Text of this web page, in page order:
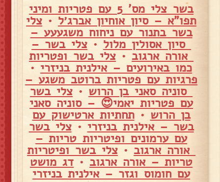
בשר צלי מס' 5 עם פטריות ומיני
תפו"א – סיון אוחיון אברג׳ל • צלי
בשר בתנור עם ניחוח משגעעע –
סיון אסולין מלול • צלי בשר –
אורה ארגוב • צלי בשר ופטריות
כמו באירועים – אילנית בניזרי •
פרגיות עם פטריות ברוטב משגע –
סוניה סאני בן הרוש • צלי בשר
עם פטריות יאמי😍 – סוניה סאני
בן הרוש •תחתיות ארטישוק עם
בשר – אילנית בניזרי •צלי בשר
עם ערמונים ופיטריות טריות –
אורה ארגוב • צלי בשר ופיטריות
טריות – אורה ארגוב • דג מושט
עם חומוס וגזר – אילנית בניזרי